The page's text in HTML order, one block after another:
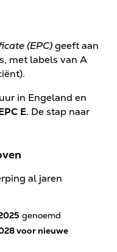
(EPC)geeft aan
met labels van A
in Engeland en
E. De stap naar
al jaren
genoemd
voor nieuwe